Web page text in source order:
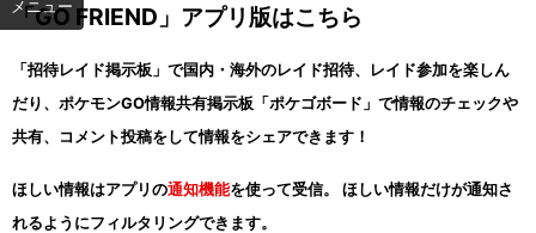
「GO FRIEND」アプリ版はこちら
「招待レイド掲示板」で国内・海外のレイド招待、レイド参加を楽しん
だり、ポケモンGO情報共有掲示板「ポケゴボード」で情報のチェックや
共有、コメント投稿をして情報をシェアできます！
ほしい情報はアプリの通知機能を使って受信。 ほしい情報だけが通知さ
れるようにフィルタリングできます。